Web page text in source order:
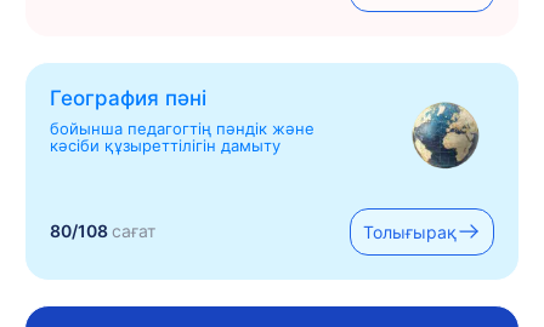
География пәні
бойынша педагогтің пәндік және
кәсіби құзыреттілігін дамыту
80/108сағат Толығырақ